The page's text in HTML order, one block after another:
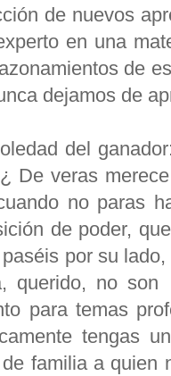
de nuevos
en una
de
dejamos de
del
De veras
no paras
de poder,
por su
querido, no
para temas
tengas
familia a quien